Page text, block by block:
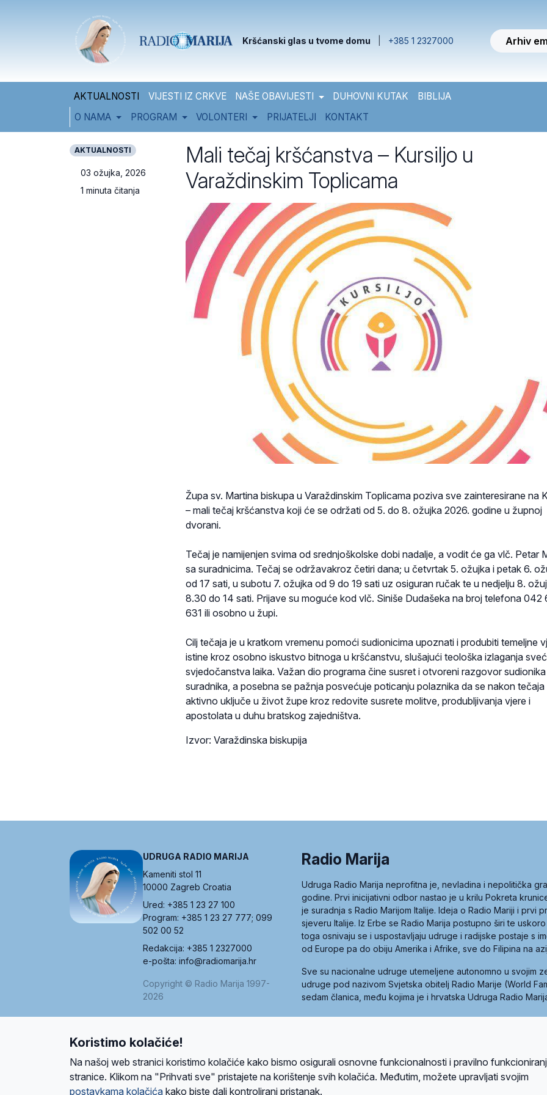
Kršćanski glas u tvome domu +385 1 2327000 Arhiv
AKTUALNOSTI VIJESTI IZ CRKVE NAŠE OBAVIJESTI DUHOVNI KUTAK
BIBLIJA
O NAMA
PROGRAM VOLONTERI PRIJATELJI KONTAKT
AKTUALNOSTI
03 ožujka, 2026
1 minuta čitanja
Mali tečaj kršćanstva – Kursiljo u
Varaždinskim Toplicama
Župa sv. Martina biskupa u Varaždinskim Toplicama poziva sve zainteresirane na
– mali tečaj kršćanstva koji će se održati od 5. do 8. ožujka 2026. godine u župnoj
dvorani.
Tečaj je namijenjen svima od srednjoškolske dobi nadalje, a vodit će ga vlč. Petar
sa suradnicima. Tečaj se održavakroz četiri dana; u četvrtak 5. ožujka i petak 6.
od 17 sati, u subotu 7. ožujka od 9 do 19 sati uz osiguran ručak te u nedjelju 8.
8.30 do 14 sati. Prijave su moguće kod vlč. Siniše Dudašeka na broj telefona 042
631 ili osobno u župi.
Cilj tečaja je u kratkom vremenu pomoći sudionicima upoznati i produbiti temeljne
istine kroz osobno iskustvo bitnoga u kršćanstvu, slušajući teološka izlaganja
svjedočanstva laika. Važan dio programa čine susret i otvoreni razgovor
suradnika, a posebna se pažnja posvećuje poticanju polaznika da se nakon tečaja
aktivno uključe u život župe kroz redovite susrete molitve, produbljivanja vjere i
apostolata u duhu bratskog zajedništva.
Izvor: Varaždinska biskupija
UDRUGA RADIO MARIJA
Kameniti stol 11
10000 Zagreb Croatia
Ured: +385 1 23 27 100
Program: +385 1 23 27 777; 099
502 00 52
Redakcija: +385 1 2327000
e-pošta: info@radiomarija.hr
Copyright © Radio Marija 1997-
2026
Radio Marija
Udruga Radio Marija neprofitna je, nevladina i nepolitička
godine. Prvi inicijativni odbor nastao je u krilu Pokreta
je suradnja s Radio Marijom Italije. Ideja o Radio Mariji i prvi
sjeveru Italije. Iz Erbe se Radio Marija postupno širi te
toga osnivaju se i uspostavljaju udruge i radijske postaje s
od Europe pa do obiju Amerika i Afrike, sve do Filipina na
Sve su nacionalne udruge utemeljene autonomno u svojim
udruge pod nazivom Svjetska obitelj Radio Marije (World
sedam članica, među kojima je i hrvatska Udruga Radio
Ova stranica je zaštićena Google reCAPTCHA sustavom
Koristimo kolačiće!
Na našoj web stranici koristimo kolačiće kako bismo osigurali osnovne funkcionalnosti i pravilno
stranice. Klikom na "Prihvati sve" pristajete na korištenje svih kolačića. Međutim, možete upravljati svojim
postavkama kolačića kako biste dali kontrolirani pristanak.